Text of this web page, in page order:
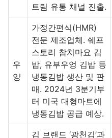
트림 유통 채널 진출.
우
양
가정간편식(HMR)
전문 제조업체. 쉐프
스토리 참치마요 김
밥, 유부우엉 김밥 등
냉동김밥 생산 및 판
매. 2024년 3분기부
터 미국 대형마트에
냉동김밥 공급 예상.
김 브랜드 ‘광천김’과